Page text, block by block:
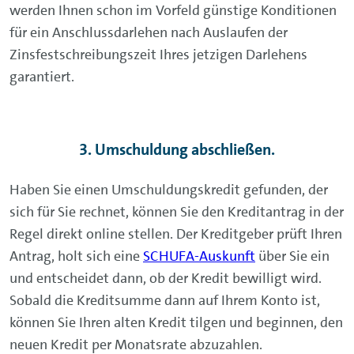
werden Ihnen schon im Vorfeld günstige Konditionen
für ein Anschlussdarlehen nach Auslaufen der
Zinsfestschreibungszeit Ihres jetzigen Darlehens
garantiert.
3. Umschuldung abschließen.
Haben Sie einen Umschuldungskredit gefunden, der
sich für Sie rechnet, können Sie den Kreditantrag in der
Regel direkt online stellen. Der Kreditgeber prüft Ihren
Antrag, holt sich eine SCHUFA-Auskunft über Sie ein
und entscheidet dann, ob der Kredit bewilligt wird.
Sobald die Kreditsumme dann auf Ihrem Konto ist,
können Sie Ihren alten Kredit tilgen und beginnen, den
neuen Kredit per Monatsrate abzuzahlen.